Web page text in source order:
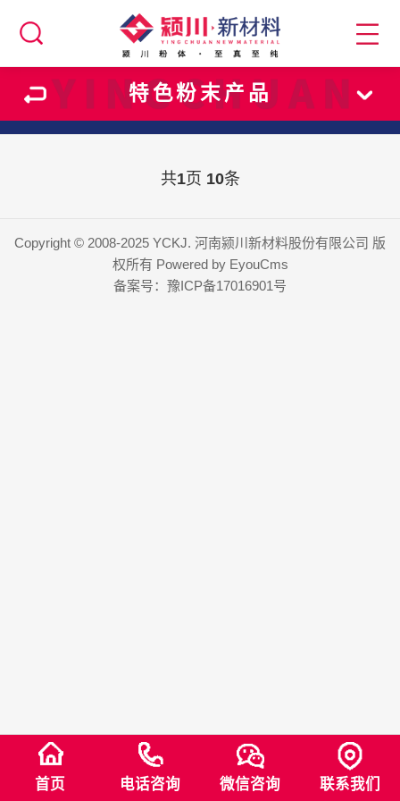
特色粉末产品
共1页 10条
Copyright © 2008-2025 YCKJ. 河南颍川新材料股份有限公司 版
权所有 Powered by EyouCms
备案号： 豫ICP备17016901号
首页 电话咨询 微信咨询 联系我们